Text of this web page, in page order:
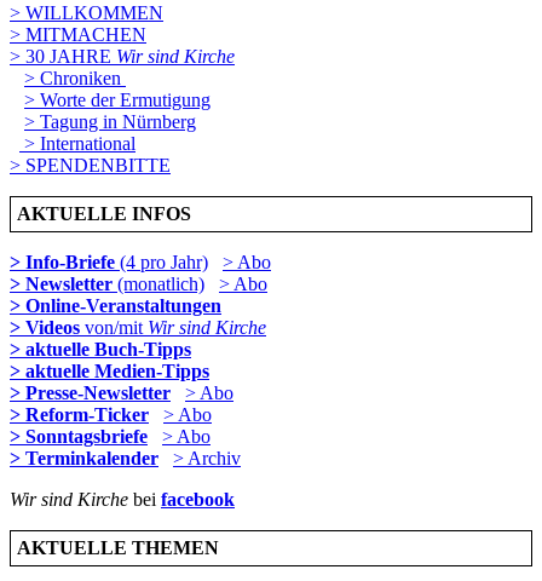
> WILLKOMMEN
> MITMACHEN
> 30 JAHRE Wir sind Kirche
> Chroniken
> Worte der Ermutigung
> Tagung in Nürnberg
> International
> SPENDENBITTE
AKTUELLE INFOS
> Info-Briefe (4 pro Jahr)
> Abo
> Newsletter (monatlich)
> Abo
> Online-Veranstaltungen
> Videos von/mit Wir sind Kirche
> aktuelle Buch-Tipps
> aktuelle Medien-Tipps
> Presse-Newsletter
> Abo
> Reform-Ticker
> Abo
> Sonntagsbriefe
> Abo
> Terminkalender
> Archiv
Wir sind Kirche bei facebook
AKTUELLE THEMEN